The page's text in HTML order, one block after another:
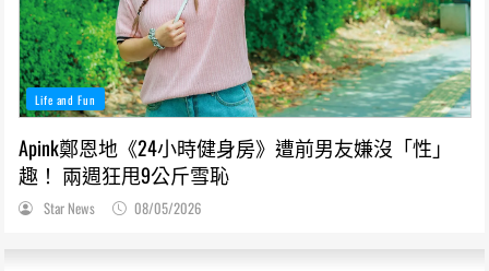
Life and Fun
Apink鄭恩地《24小時健身房》遭前男友嫌沒「性」
趣！ 兩週狂甩9公斤雪恥
Star News 08/05/2026